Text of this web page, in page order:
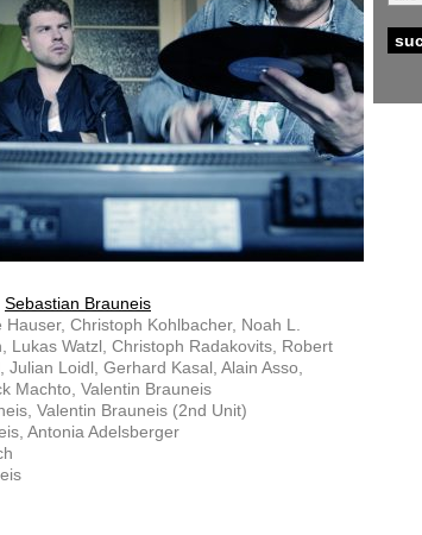
Sebastian Brauneis
Christoph Kohlbacher, Noah L.
Lukas Watzl, Christoph Radakovits, Robert
Loidl, Gerhard Kasal, Alain Asso,
Machto, Valentin Brauneis
Valentin Brauneis (2nd Unit)
Antonia Adelsberger